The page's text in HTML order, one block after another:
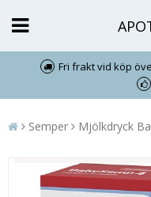
Fri frakt vid köp
Semper Mjölkdryck